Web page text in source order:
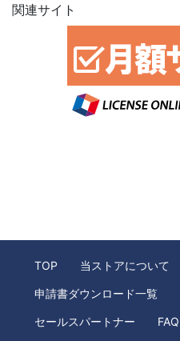
関連サイト
TOP 当ストアについて
申請書ダウンロード一覧
セールスパートナー FAQ